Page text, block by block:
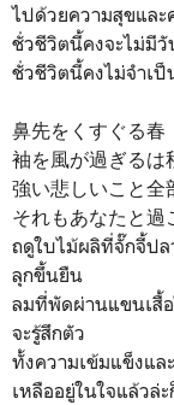
ไปด้วยความสุขและ
ชั่วชีวิตนี้คงจะไม่มีวั
ชั่วชีวิตนี้คงไม่จำเป็
鼻先をくすぐる春
袖を風が過ぎるは
強い悲しいこと全
それもあなたと過
ถดูใบไม้ผลิที่จั๊กจี้ป
ลุกขึ้นยืน
ลมที่พัดผ่านแขนเสื้
จะรู้สึกตัว
ทั้งความเข้มแข็งแล
เหลืออยู่ในใจแล้วล่ะ